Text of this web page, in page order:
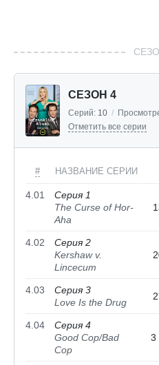
СЕЗОН 4
Серий: 10 /
Отметить все серии
# НАЗВАНИЕ СЕРИИ
4.01
Серия 1
The Curse of Hor-
Aha
4.02
Серия 2
Kershaw v.
Lincecum
4.03
Серия 3
Love Is the Drug
4.04
Серия 4
Good Cop/Bad
Cop
3